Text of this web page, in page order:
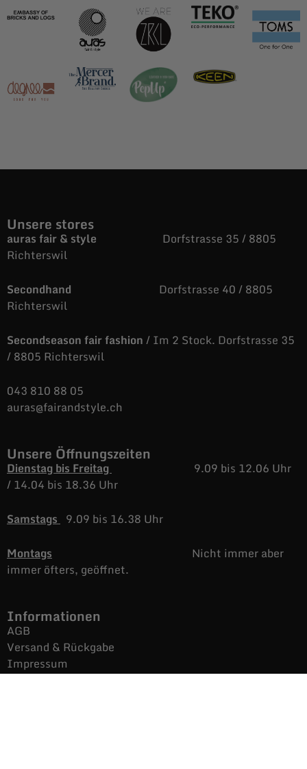
Unsere stores
auras fair & style Dorfstrasse 35 / 8805
Richterswil
Secondhand Dorfstrasse 40 / 8805
Richterswil
Secondseason fair fashion/ Im 2 Stock. Dorfstrasse 35
/ 8805 Richterswil
043 810 88 05
auras@fairandstyle.ch
Unsere Öffnungszeiten
Dienstag bis Freitag
9.09 bis 12.06 Uhr
/14.04 bis 18.36 Uhr
Samstags 9.09 bis 16.38 Uhr
Montags
Nicht immer aber
immer öfters, geöffnet.
Informationen
AGB
Versand & Rückgabe
Impressum
Datenschutz